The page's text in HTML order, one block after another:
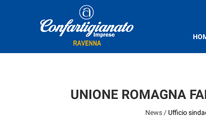
UNIONE ROMAGNA
News / Ufficio